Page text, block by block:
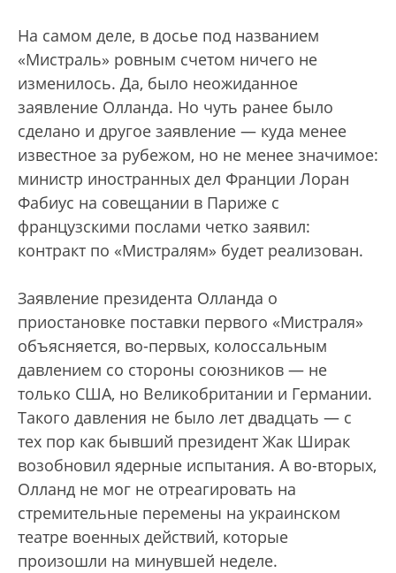
На самом деле, в досье под названием
«Мистраль» ровным счетом ничего не
изменилось. Да, было неожиданное
заявление Олланда. Но чуть ранее было
сделано и другое заявление — куда менее
известное за рубежом, но не менее значимое:
министр иностранных дел Франции Лоран
Фабиус на совещании в Париже с
французскими послами четко заявил:
контракт по «Мистралям» будет реализован.
Заявление президента Олланда о
приостановке поставки первого «Мистраля»
объясняется, во-первых, колоссальным
давлением со стороны союзников — не
только США, но Великобритании и Германии.
Такого давления не было лет двадцать — с
тех пор как бывший президент Жак Ширак
возобновил ядерные испытания. А во-вторых,
Олланд не мог не отреагировать на
стремительные перемены на украинском
театре военных действий, которые
произошли на минувшей неделе.